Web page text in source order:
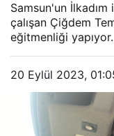
Samsun'un
çalışan Çiğdem
eğitmenliği yapıyor.
20 Eylül 2023,